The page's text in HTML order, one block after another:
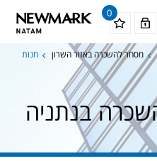
0
מסחר להשכרה באזור השרון
חנות
בנתניה